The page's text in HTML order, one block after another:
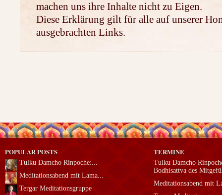
machen uns ihre Inhalte nicht zu Eigen.
Diese Erklärung gilt für alle auf unserer
ausgebrachten Links.
POPULAR POSTS
Tulku Damcho Rinpoche:...
Meditationsabend mit Lama...
Tergar Meditationsgruppe
TERMINE
Tulku Damcho
Bodhisattva des
Meditationsabend mit